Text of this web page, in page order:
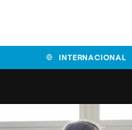
INTERNACIONAL